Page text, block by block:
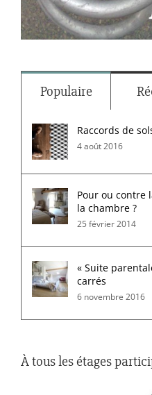
Populaire
Raccords de
4 août 2016
Pour ou contre
la chambre ?
25 février 2014
« Suite
carrés
6 novembre 2016
À tous les étages